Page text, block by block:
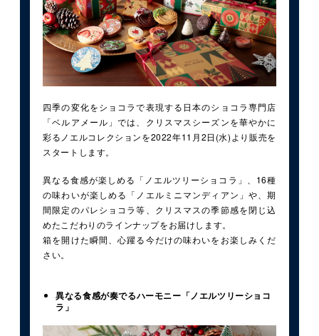
四季の変化をショコラで表現する日本のショコラ専門店
「ベルアメール」では、クリスマスシーズンを華やかに
彩るノエルコレクションを2022年11月2日(水)より販売を
スタートします。
異なる食感が楽しめる「ノエルツリーショコラ」、16種
の味わいが楽しめる「ノエルミニマンディアン」や、期
間限定のパレショコラ等、クリスマスの季節感を閉じ込
めたこだわりのラインナップをお届けします。
箱を開けた瞬間、心躍る今だけの味わいをお楽しみくだ
さい。
異なる食感が奏でるハーモニー「ノエルツリーショコ
ラ」